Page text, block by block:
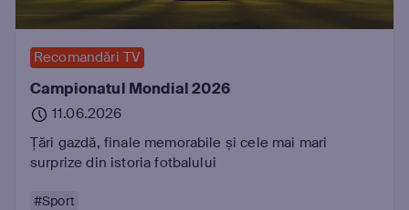
Recomandări TV
Campionatul Mondial 2026
11.06.2026
Țări gazdă, finale memorabile și cele mai mari
surprize din istoria fotbalului
#Sport